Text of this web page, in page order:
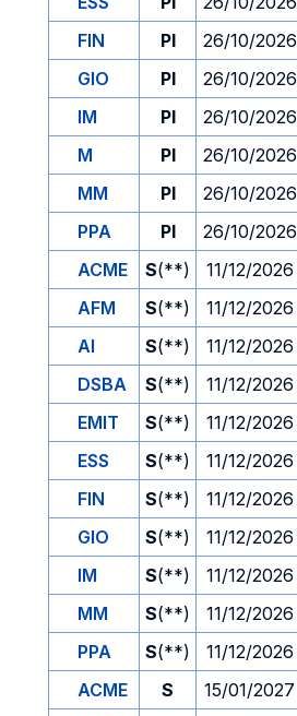
FIN
PI 26/10/2026
GIO
PI 26/10/2026
IM
PI 26/10/2026
M
PI 26/10/2026
MM
PI 26/10/2026
PPA
PI 26/10/2026
ACME
S(**) 11/12/2026
AFM
S(**) 11/12/2026
AI
S(**) 11/12/2026
DSBA
S(**) 11/12/2026
EMIT
S(**) 11/12/2026
ESS
S(**) 11/12/2026
FIN
S(**) 11/12/2026
GIO
S(**) 11/12/2026
IM
S(**) 11/12/2026
MM
S(**) 11/12/2026
PPA
S(**) 11/12/2026
ACME
S 15/01/2027